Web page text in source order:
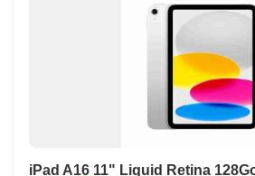
iPad A16 11" Liquid Retina